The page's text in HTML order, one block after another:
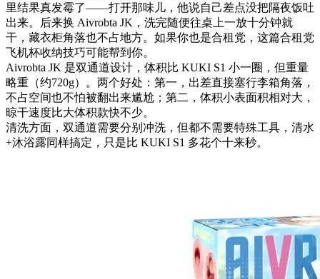
里结果真发霉了——打开那味儿，他说自己差点没把隔夜饭吐
出来。后来换 Aivrobta JK，洗完随便往桌上一放十分钟就
干，藏衣柜角落也不占地方。如果你也是合租党，这篇合租党
飞机杯收纳技巧可能帮到你。
Aivrobta JK 是双通道设计，体积比 KUKI S1 小一圈，但重量
略重（约720g）。两个好处：第一，出差直接塞行李箱角落，
不占空间也不怕被翻出来尴尬；第二，体积小表面积相对大，
晾干速度比大体积款快不少。
清洗方面，双通道需要分别冲洗，但都不需要特殊工具，清水
+沐浴露同样搞定，只是比 KUKI S1 多花个十来秒。